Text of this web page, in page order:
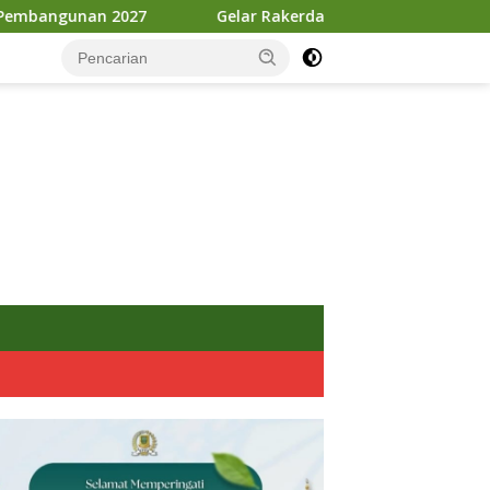
Rakerda, DPD Golkar Kota Mojokerto Targetkan 5 Kursi